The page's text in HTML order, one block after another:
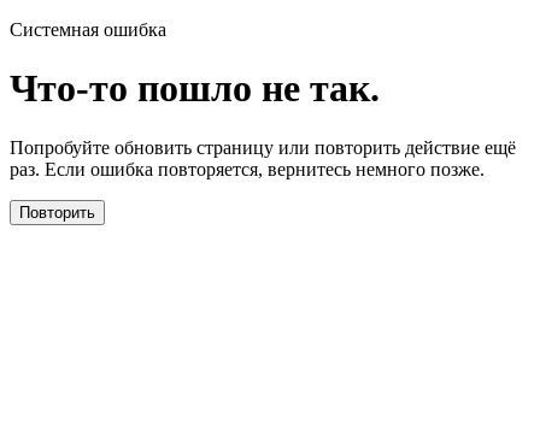
Системная ошибка
Что-то пошло не так.
Попробуйте обновить страницу или повторить действие ещё
раз. Если ошибка повторяется, вернитесь немного позже.
Повторить